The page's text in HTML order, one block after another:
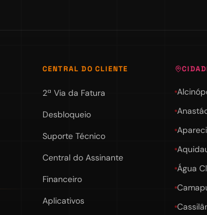
CENTRAL DO CLIENTE
2ª Via da Fatura
Desbloqueio
Suporte Técnico
Central do Assinante
Financeiro
Aplicativos
Água